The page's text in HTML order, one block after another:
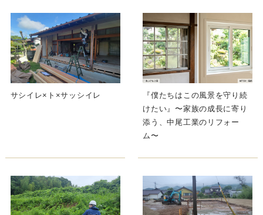
サシイレ×ト×サッシイレ
『僕たちはこの風景を守り続
けたい』〜家族の成長に寄り
添う、中尾工業のリフォー
ム〜